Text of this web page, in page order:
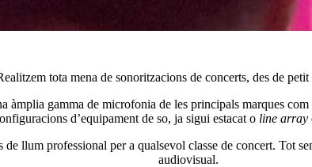
tota mena de sonoritzacions de concerts, des de
àmplia gamma de microfonia de les principals marques com
d’equipament de so, ja sigui estacat o line array
llum professional per a qualsevol classe de concert. Tot
audiovisual.